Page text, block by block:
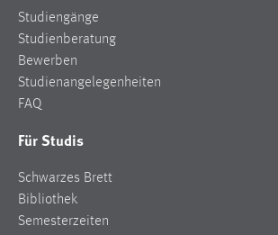
Studiengänge
Studienberatung
Bewerben
Studienangelegenheiten
FAQ
Für Studis
Schwarzes Brett
Bibliothek
Semesterzeiten